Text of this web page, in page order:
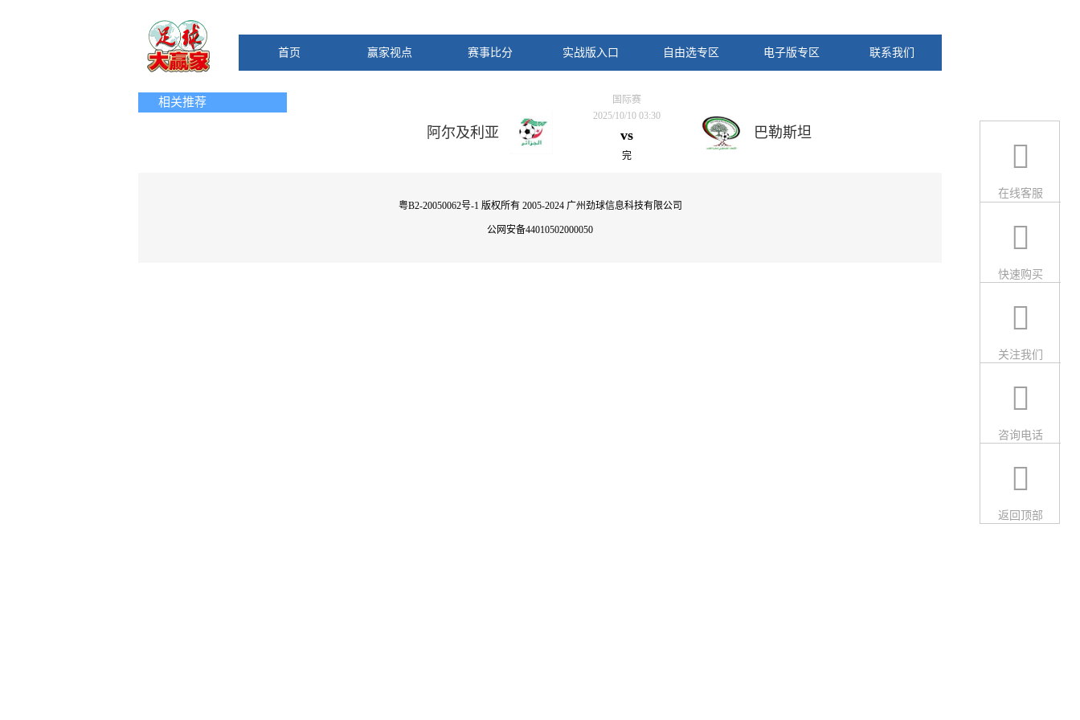
首页 赢家视点 赛事比分 实战版入口 自由选专区 电子版专区 联系我们
相关推荐
国际赛
2025/10/10 03:30
vs
完
阿尔及利亚 巴勒斯坦
粤B2-20050062号-1版权所有 2005-2024 广州劲球信息科技有限公司
公网安备44010502000050
在线客服
快速购买
关注我们
咨询电话
返回顶部